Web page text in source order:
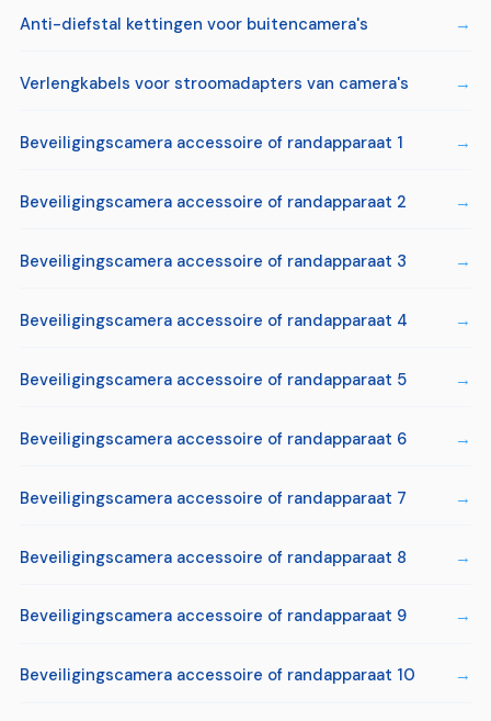
Anti-diefstal kettingen voor buitencamera's
Verlengkabels voor stroomadapters van camera's
Beveiligingscamera accessoire of randapparaat 1
Beveiligingscamera accessoire of randapparaat 2
Beveiligingscamera accessoire of randapparaat 3
Beveiligingscamera accessoire of randapparaat 4
Beveiligingscamera accessoire of randapparaat 5
Beveiligingscamera accessoire of randapparaat 6
Beveiligingscamera accessoire of randapparaat 7
Beveiligingscamera accessoire of randapparaat 8
Beveiligingscamera accessoire of randapparaat 9
Beveiligingscamera accessoire of randapparaat 10